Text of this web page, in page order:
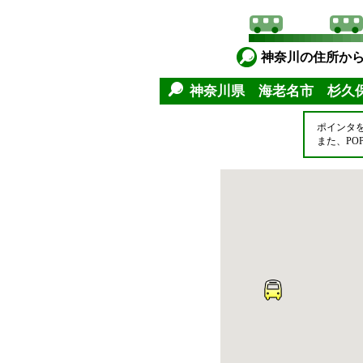
神奈川の住所か
神奈川県 海老名市 杉久
ポインタ
また、